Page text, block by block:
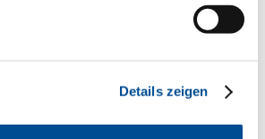
Details zeigen
und 12.30 bis 15.00 Uhr